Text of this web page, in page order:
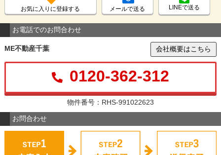
お気に入りに登録する メールで送る LINEで送る
お電話でのお問合わせ
ME不動産千葉 会社概要はこちら
0120-362-312
物件番号：RHS-991022623
お問合わせ